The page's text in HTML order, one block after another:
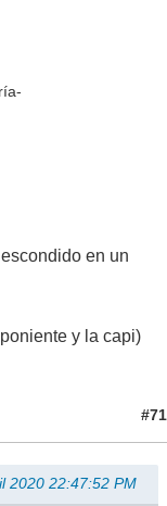
en un
y la capi)
#71
2020 22:47:52 PM